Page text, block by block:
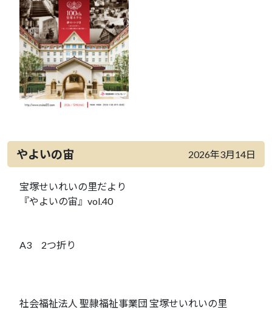
やよいの宙 2026年3月14日
宝塚せいれいの里だより
『やよいの宙』vol.40
A3 2つ折り
社会福祉法人 聖隷福祉事業団 宝塚せいれいの里